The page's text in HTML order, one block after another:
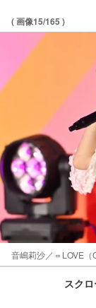
( 画像15/165 )
音嶋莉沙／＝LOVE（
スク